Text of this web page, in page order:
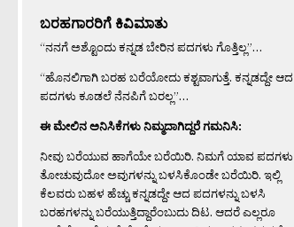
ಬರಹಗಾರರಿಗೆ ಕಿವಿಮಾತು
“ನನಗೆ ಅಶ್ಟೊಂದು ಕನ್ನಡ ಬೇರಿನ ಪದಗಳು ಗೊತ್ತಿಲ್ಲ”…
“ಹೊನಲಿಗಾಗಿ ಬರಹ ಬರೆಯೋದು ಕಶ್ಟವಾಗುತ್ತೆ. ಕನ್ನಡದ್ದೇ ಆದ
ಪದಗಳು ಕೂಡಲೆ ನೆನಪಿಗೆ ಬರಲ್ಲ”…
ಈ ಮೇಲಿನ ಅನಿಸಿಕೆಗಳು ನಿಮ್ಮದಾಗಿದ್ದರೆ ಗಮನಿಸಿ:
ನೀವು ಬರೆಯುವ ಹಾಗೆಯೇ ಬರೆಯಿರಿ. ನಿಮಗೆ ಯಾವ ಪದಗಳು
ತೋಚುವುದೋ ಅವುಗಳನ್ನು ಬಳಸಿಕೊಂಡೇ ಬರೆಯಿರಿ. ಇಲ್ಲಿ
ಕೆಲವರು ಬಹಳ ಹೆಚ್ಚು ಕನ್ನಡದ್ದೇ ಆದ ಪದಗಳನ್ನು ಬಳಸಿ
ಬರಹಗಳನ್ನು ಬರೆಯುತ್ತಿದ್ದಾರೆಂಬುದು ದಿಟ. ಆದರೆ ಎಲ್ಲರೂ